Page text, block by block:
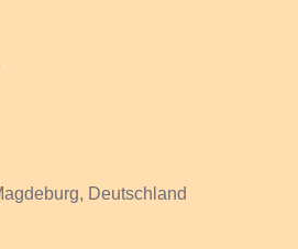
Deutschland